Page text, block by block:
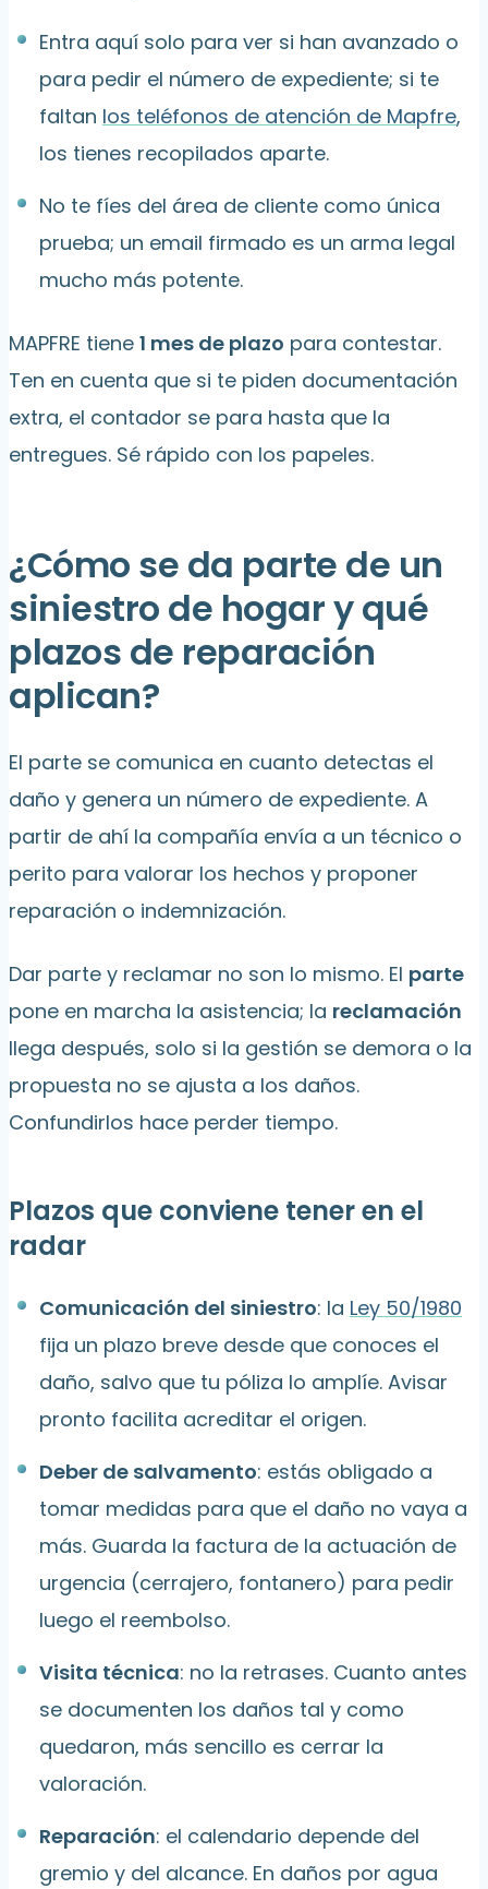
Entra aquí solo para ver si han avanzado o
para pedir el número de expediente; si te
faltan los teléfonos de atención de Mapfre,
los tienes recopilados aparte.
No te fíes del área de cliente como única
prueba; un email firmado es un arma legal
mucho más potente.
MAPFRE tiene 1 mes de plazo para contestar.
Ten en cuenta que si te piden documentación
extra, el contador se para hasta que la
entregues. Sé rápido con los papeles.
¿Cómo se da parte de un
siniestro de hogar y qué
plazos de reparación
aplican?
El parte se comunica en cuanto detectas el
daño y genera un número de expediente. A
partir de ahí la compañía envía a un técnico o
perito para valorar los hechos y proponer
reparación o indemnización.
Dar parte y reclamar no son lo mismo. El parte
pone en marcha la asistencia; la reclamación
llega después, solo si la gestión se demora o la
propuesta no se ajusta a los daños.
Confundirlos hace perder tiempo.
Plazos que conviene tener en el
radar
Comunicación del siniestro: la Ley 50/1980
fija un plazo breve desde que conoces el
daño, salvo que tu póliza lo amplíe. Avisar
pronto facilita acreditar el origen.
Deber de salvamento: estás obligado a
tomar medidas para que el daño no vaya a
más. Guarda la factura de la actuación de
urgencia (cerrajero, fontanero) para pedir
luego el reembolso.
Visita técnica: no la retrases. Cuanto antes
se documenten los daños tal y como
quedaron, más sencillo es cerrar la
valoración.
Reparación: el calendario depende del
gremio y del alcance. En daños por agua